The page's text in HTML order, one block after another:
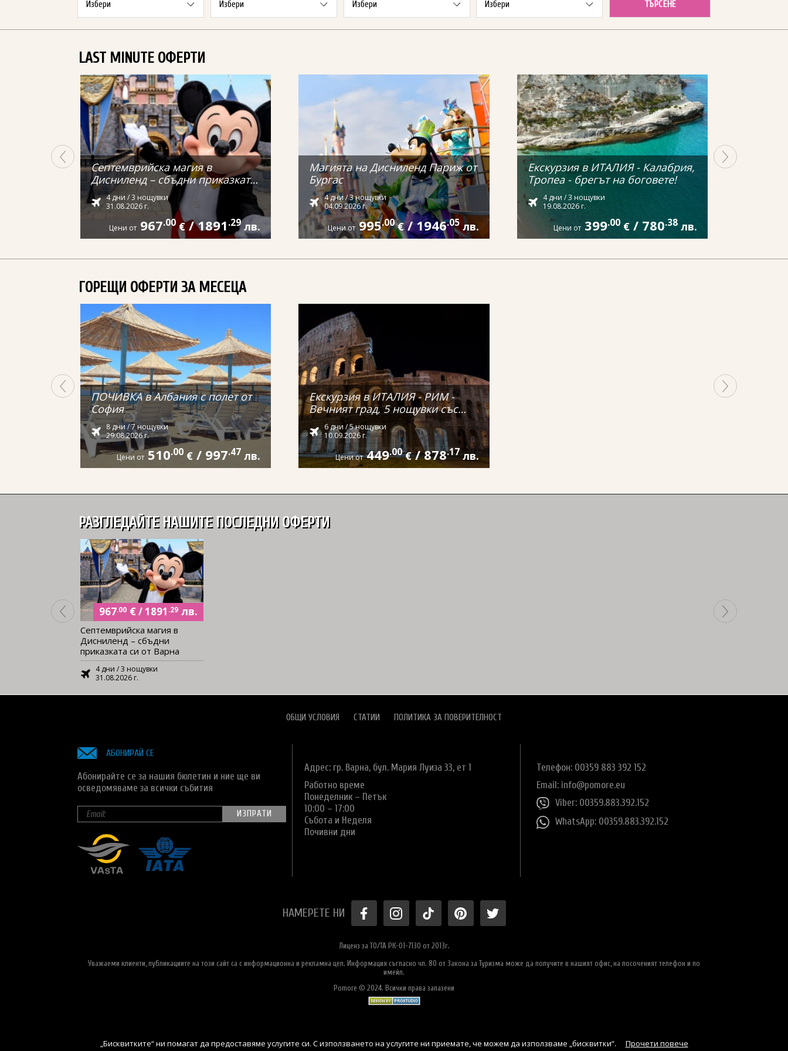
ТЪРСЕНЕ
LAST MINUTE ОФЕРТИ
Септемврийска магия в
Дисниленд – сбъдни приказката
си от Варна4 дни / 3 нощувки
31.08.2026 г.
Цени от 967.00 € / 1891.29 лв.
Магията на Дисниленд Париж от
Бургас
4 дни / 3 нощувки
04.09.2026 г.
Цени от 995.00 € / 1946.05 лв.
Екскурзия в ИТАЛИЯ - Калабрия,
Тропеа - брегът на боговете!
4 дни / 3 нощувки
19.08.2026 г.
Цени от 399.00 € / 780.38 лв.
ГОРЕЩИ ОФЕРТИ ЗА МЕСЕЦА
ПОЧИВКА в Албания с полет от
София
8 дни / 7 нощувки
29.08.2026 г.
Цени от 510.00 € / 997.47 лв.
Екскурзия в ИТАЛИЯ - РИМ -
Вечният град, 5 нощувки със
самолет и обслужване на
български език! С директен
полет от ВАРНА!
6 дни / 5 нощувки
10.09.2026 г.
Цени от 449.00 € / 878.17 лв.
РАЗГЛЕДАЙТЕ НАШИТЕ ПОСЛЕДНИ ОФЕРТИ
967.00 €/1891 .29 лв.
Септемврийска магия в
Дисниленд – сбъдни
приказката си от Варна
4 дни / 3 нощувки
31.08.2026 г.
ОБЩИ УСЛОВИЯ СТАТИИ ПОЛИТИКА ЗА ПОВЕРИТЕЛНОСТ
АБОНИРАЙ СЕ
Абонирайте се за нашия бюлетин и ние ще ви
осведомяваме за всички събития
Адрес: гр. Варна, бул. Мария Луиза 33, ет 1
Работно време
Понеделник – Петък
10:00 – 17:00
Събота и Неделя
Почивни дни
Телефон: 00359 883 392 152
Email: info@pomore.eu
Viber: 00359.883.392.152
WhatsApp: 00359.883.392.152
НАМЕРЕТЕ НИ
Лиценз за ТО/ТА РК-01-7130 от 2013г.
Уважаеми клиенти, публикациите на този сайт са с информационна и рекламна цел. Информация съгласно чл. 80 от Закона за Туризма може да получите в нашият офис, на посоченият телефон и по
имейл.
Pomore © 2024. Всички права запазени
„Бисквитките“ ни помагат да предоставяме услугите си. С използването на услугите ни приемате, че можем да използваме „бисквитки“. Прочети повече